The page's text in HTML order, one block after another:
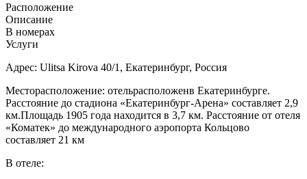
Расположение
Описание
В номерах
Услуги
Адрес: Ulitsa Kirova 40/1, Екатеринбург, Россия
Месторасположение: отельрасположенв Екатеринбурге.
Расстояние до стадиона «Екатеринбург-Арена» составляет 2,9
км.Площадь 1905 года находится в 3,7 км. Расстояние от отеля
«Коматек» до международного аэропорта Кольцово
составляет 21 км
В отеле: